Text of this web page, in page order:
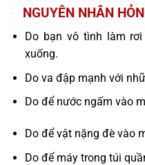
NGUYÊN NHÂN
Do bạn vô tình làm
xuống.
Do va đập mạnh với
Do để nước ngấm vào
Do để vật nặng đè vào
Do để máy trong túi